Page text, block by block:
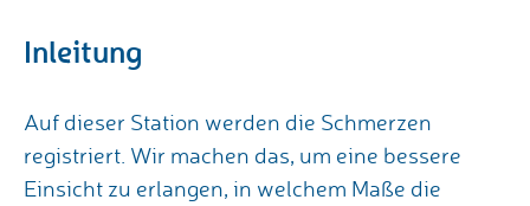
Inleitung
Auf dieser Station werden die Schmerzen
registriert. Wir machen das, um eine bessere
Einsicht zu erlangen, in welchem Maße die